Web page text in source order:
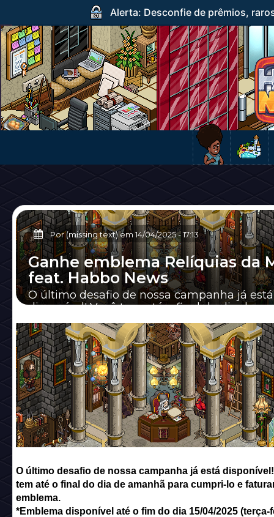
Alerta: Desconfie de prêmios,
Por (missing text) em14/04/2025-17:13
Ganhe emblema Relíquias da
feat. Habbo News
O último desafio de nossa campanha já está
disponível! Você tem até o final do dia de
O último desafio de nossa campanha já está
tem até o final do dia de amanhã para cumpri-lo e
emblema.
*Emblema disponível até o fim do dia 15/04/2025 (terça-